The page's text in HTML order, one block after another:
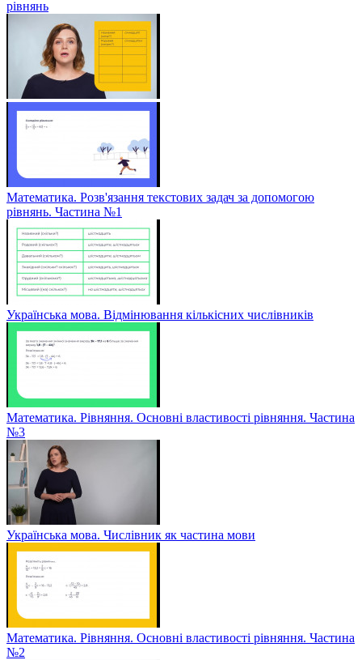
рівнянь
Математика. Розв'язання текстових задач за допомогою
рівнянь. Частина №1
Українська мова. Відмінювання кількісних числівників
Математика. Рівняння. Основні властивості рівняння. Частина
№3
Українська мова. Числівник як частина мови
Математика. Рівняння. Основні властивості рівняння. Частина
№2